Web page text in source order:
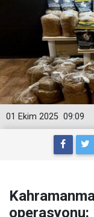
09:09
01 Ekim 2025
operasyonu: